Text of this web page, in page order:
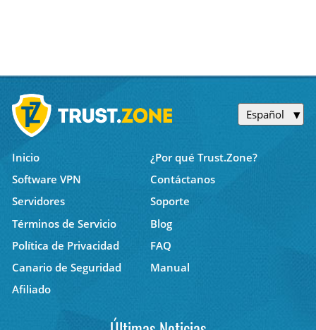
Español
Inicio
¿Por qué Trust.Zone?
Software VPN
Contáctanos
Servidores
Soporte
Términos de Servicio
Blog
Política de Privacidad
FAQ
Canario de Seguridad
Manual
Afiliado